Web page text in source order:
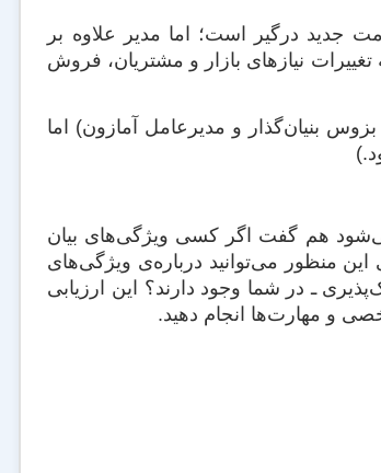
جدید درگیر است؛ اما مدیر علاوه بر
نیازهای بازار و مشتریان، فروش
بنیا‌ن‌گذار و مدیرعامل آمازون) اما
هم گفت اگر کسی ویژگی‌های بیان
این منظور می‌توانید درباره‌ی ویژگی‌های
ـ در شما وجود دارند؟ این ارزیابی
و مهارت‌ها انجام دهید.